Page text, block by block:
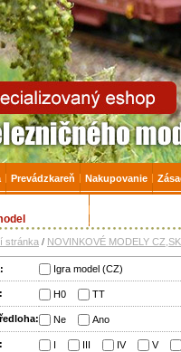
stránka / NOVINKOVÉ MODELY
Igra model (CZ)
H0 TT
Ne Ano
I III IV V
modelárstvo,
Prevádzkareň Nakupovanie